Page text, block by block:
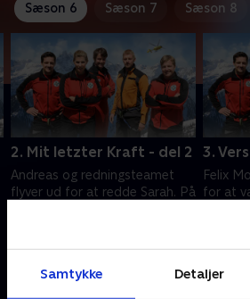
Samtykke Detaljer
Sæson 6 Sæson 7 Sæson 8
2. Mit letzter Kraft - del 2
Andreas og redningsteamet
flyver ud for at redde Sarah. På
26. februar 2024 • 43 min
3.
Felix
for at
27.